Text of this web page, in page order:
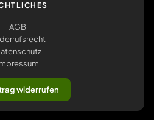
AGB
widerrufen